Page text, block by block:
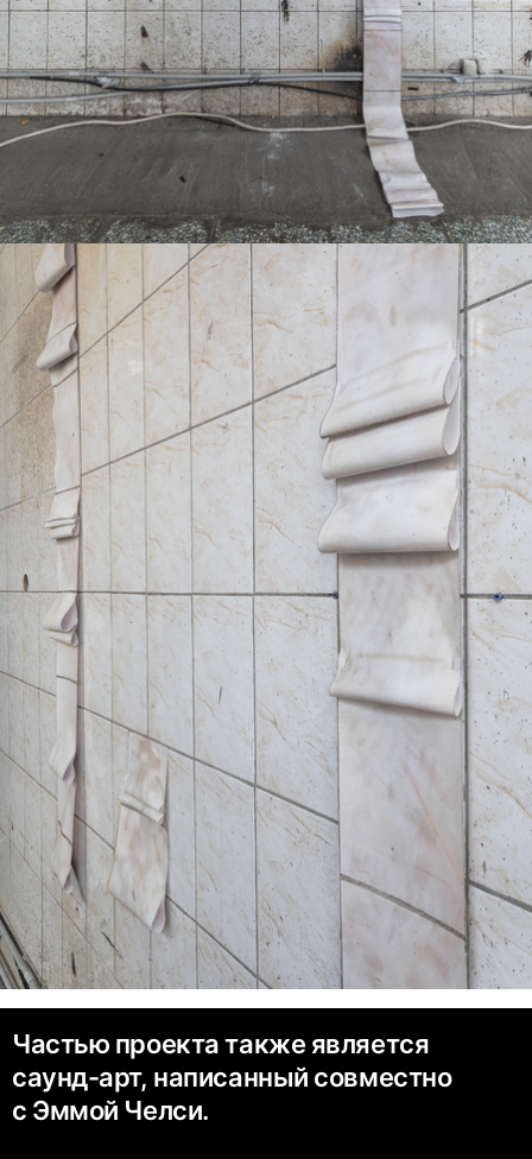
Частью проекта также является
саунд-арт, написанный совместно
с Эммой Челси.